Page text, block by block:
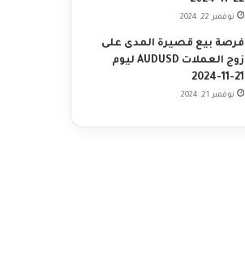
نوفمبر 22, 2024
فرصة بيع قصيرة المدى على
زوج العملات AUDUSD ليوم
21-11-2024
نوفمبر 21, 2024